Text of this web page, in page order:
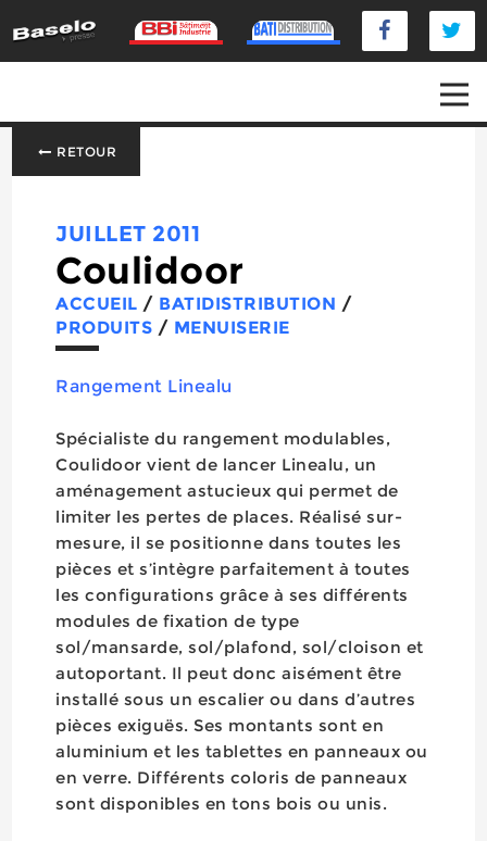
RETOUR
JUILLET 2011
Coulidoor
ACCUEIL / BATIDISTRIBUTION /
PRODUITS / MENUISERIE
Rangement Linealu
Spécialiste du rangement modulables,
Coulidoor vient de lancer Linealu, un
aménagement astucieux qui permet de
limiter les pertes de places. Réalisé sur-
mesure, il se positionne dans toutes les
pièces et s’intègre parfaitement à toutes
les configurations grâce à ses différents
modules de fixation de type
sol/mansarde, sol/plafond, sol/cloison et
autoportant. Il peut donc aisément être
installé sous un escalier ou dans d’autres
pièces exiguës. Ses montants sont en
aluminium et les tablettes en panneaux ou
en verre. Différents coloris de panneaux
sont disponibles en tons bois ou unis.